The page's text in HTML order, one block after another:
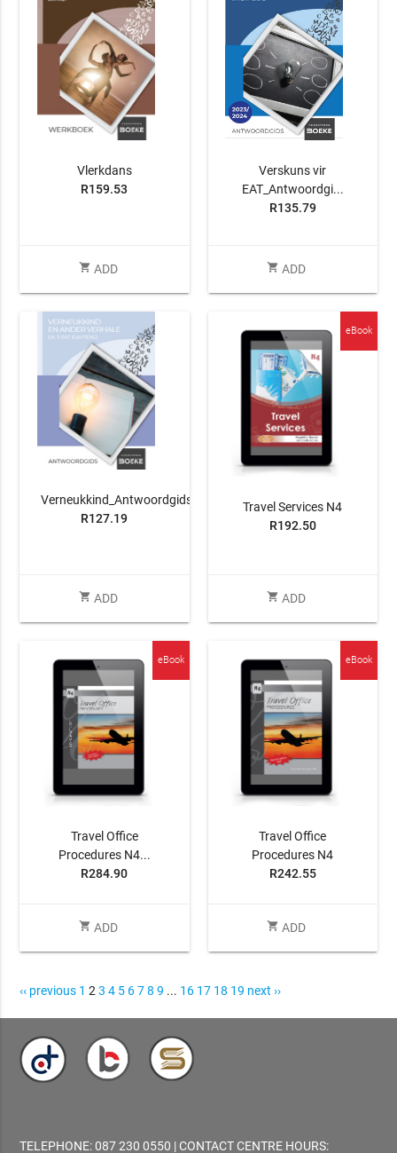
Vlerkdans
R159.53
shopping_cart ADD
Verskuns vir
EAT_Antwoordgi...
R135.79
shopping_cart ADD
Verneukkind_Antwoordgids
R127.19
shopping_cart ADD
eBook
Travel Services N4
R192.50
shopping_cart ADD
eBook
Travel Office
Procedures N4...
R284.90
shopping_cart ADD
eBook
Travel Office
Procedures N4
R242.55
shopping_cart ADD
‹‹ previous 1 2 3 4 5 6 7 8 9 ... 16 17 18 19 next ››
TELEPHONE: 087 230 0550 | CONTACT CENTRE HOURS: